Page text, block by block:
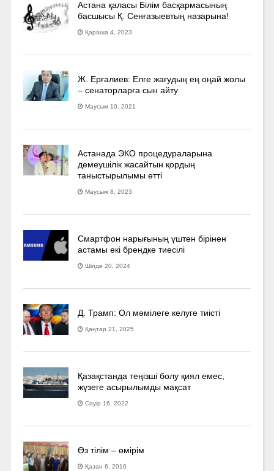
Астана қаласы Білім басқармасының
басшысы Қ. Сенғазыевтың назарына!
Қараша 4, 2023
Ж. Ерғалиев: Елге жағудың ең оңай жолы
– сенаторларға сын айту
Маусым 10, 2021
Астанада ЭКО процедураларына
демеушілік жасайтын қордың
таныстырылымы өтті
Маусым 8, 2023
Смартфон нарығының үштен бірінен
астамы екі брендке тиесілі
Шілде 20, 2024
Д. Трамп: Ол мәмілеге келуге тиісті
Қаңтар 21, 2025
Қазақстанда теңізші болу қиял емес,
жүзеге асырылымды мақсат
Сәуір 16, 2022
Өз тілім – өмірім
Қазан 6, 2016